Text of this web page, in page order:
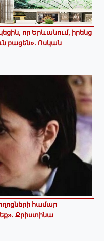
որ Երևանում, իրենց
բացեն»․ Ոսկան
համար
Քրիստինա